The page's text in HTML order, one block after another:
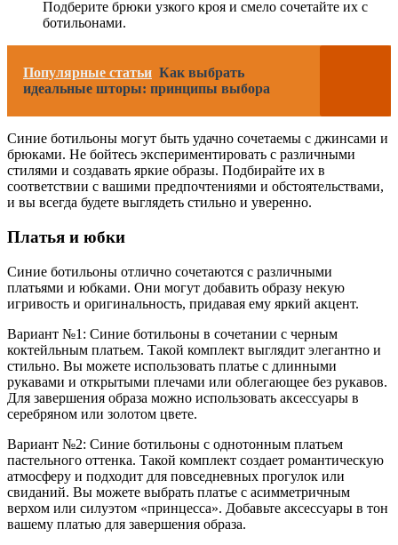
Подберите брюки узкого кроя и смело сочетайте их с
ботильонами.
Популярные статьи Как выбрать
идеальные шторы: принципы выбора
Синие ботильоны могут быть удачно сочетаемы с джинсами и
брюками. Не бойтесь экспериментировать с различными
стилями и создавать яркие образы. Подбирайте их в
соответствии с вашими предпочтениями и обстоятельствами,
и вы всегда будете выглядеть стильно и уверенно.
Платья и юбки
Синие ботильоны отлично сочетаются с различными
платьями и юбками. Они могут добавить образу некую
игривость и оригинальность, придавая ему яркий акцент.
Вариант №1: Синие ботильоны в сочетании с черным
коктейльным платьем. Такой комплект выглядит элегантно и
стильно. Вы можете использовать платье с длинными
рукавами и открытыми плечами или облегающее без рукавов.
Для завершения образа можно использовать аксессуары в
серебряном или золотом цвете.
Вариант №2: Синие ботильоны с однотонным платьем
пастельного оттенка. Такой комплект создает романтическую
атмосферу и подходит для повседневных прогулок или
свиданий. Вы можете выбрать платье с асимметричным
верхом или силуэтом «принцесса». Добавьте аксессуары в тон
вашему платью для завершения образа.